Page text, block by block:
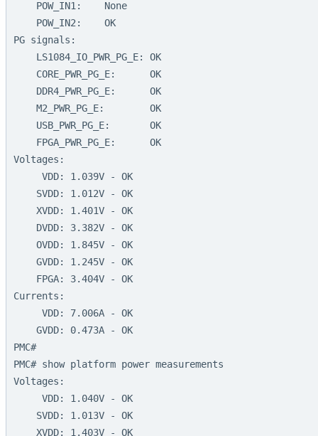
PG signals:
Voltages:
Currents:
PMC#
PMC# show platform power measurements
Voltages: